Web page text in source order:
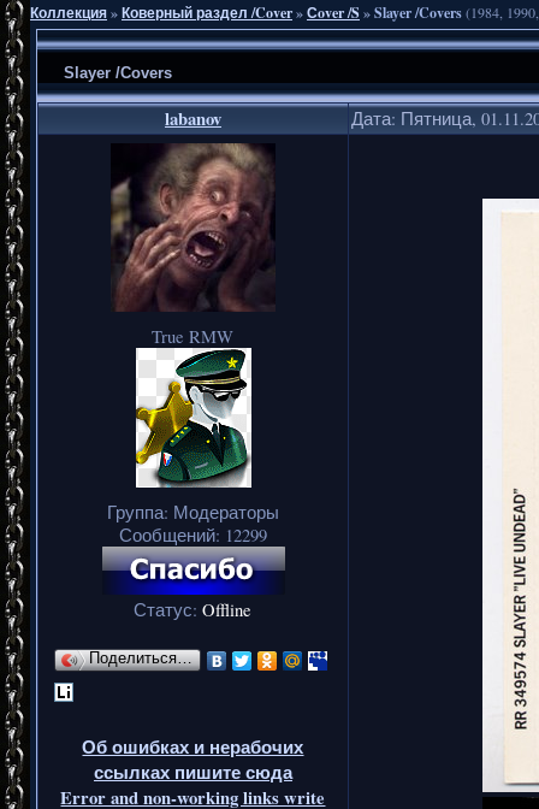
Коллекция»Коверный раздел /Cover»Сover /S »Slayer /Covers(1984,
Slayer /Covers
labanov Дата: Пятница,
True RMW
Группа: Модераторы
Сообщений: 12299
Статус:Offline
Поделиться…
Об ошибках и нерабочих
ссылках пишите сюда
Error and non-working links write